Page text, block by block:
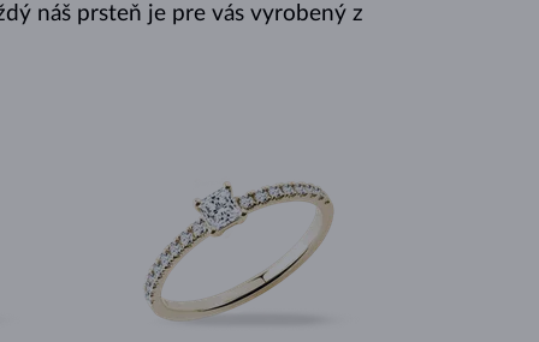
náš prsteň je pre vás vyrobený z